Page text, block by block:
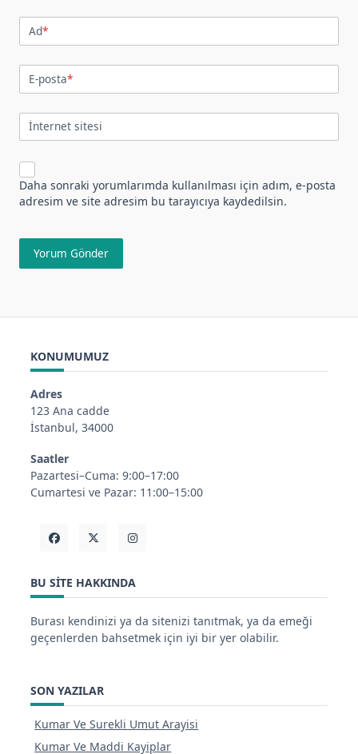
Ad*
E-posta*
İnternet sitesi
Daha sonraki yorumlarımda kullanılması için adım, e-posta
adresim ve site adresim bu tarayıcıya kaydedilsin.
KONUMUMUZ
Adres
123 Ana cadde
İstanbul, 34000
Saatler
Pazartesi–Cuma: 9:00–17:00
Cumartesi ve Pazar: 11:00–15:00
BU SITE HAKKINDA
Burası kendinizi ya da sitenizi tanıtmak, ya da emeği
geçenlerden bahsetmek için iyi bir yer olabilir.
SON YAZILAR
Kumar Ve Surekli Umut Arayisi
Kumar Ve Maddi Kayiplar